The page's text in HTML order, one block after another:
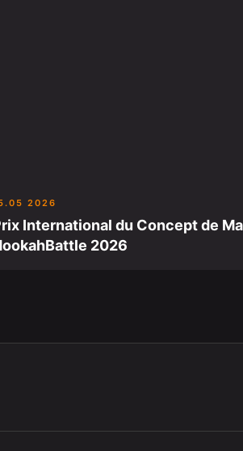
2026
International du Concept de
2026